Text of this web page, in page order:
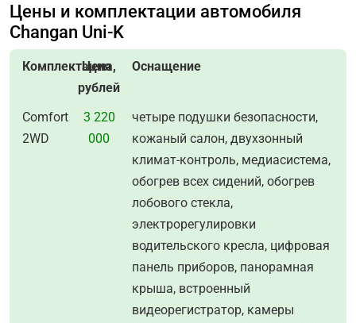
Цены и комплектации автомобиля
Changan Uni-K
Комплектация
Цена,
рублей
Оснащение
Comfort
2WD
3 220
000
четыре подушки безопасности,
кожаный салон, двухзонный
климат-контроль, медиасистема,
обогрев всех сидений, обогрев
лобового стекла,
электрорегулировки
водительского кресла, цифровая
панель приборов, панорамная
крыша, встроенный
видеорегистратор, камеры